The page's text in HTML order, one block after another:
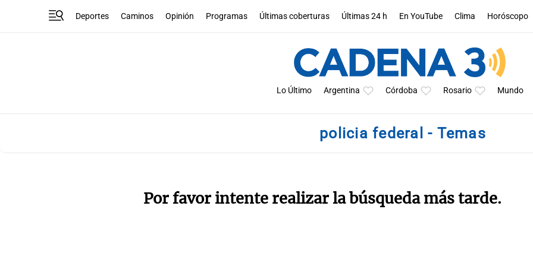
Deportes Caminos Opinión Programas Últimas coberturas Últimas 24 h En YouTube Clima Horóscopo
Lo Último Argentina Córdoba Rosario Mundo
policia federal - Temas
Por favor intente realizar la búsqueda más tarde.